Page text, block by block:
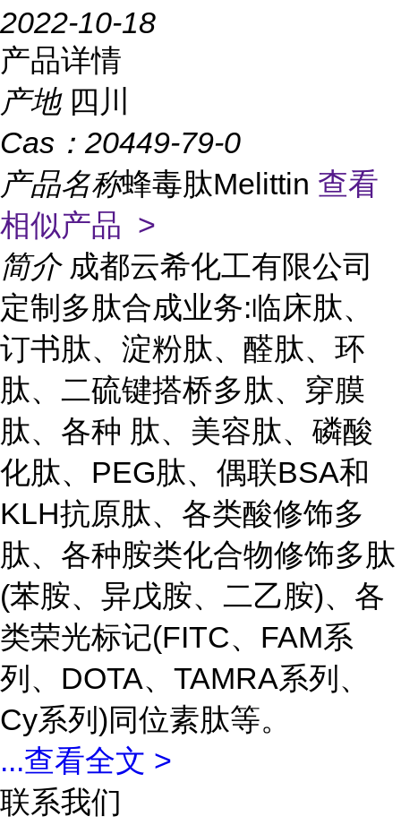
2022-10-18
产品详情
产地 四川
Cas： 20449-79-0
产品名称蜂毒肽Melittin 查看
相似产品 >
简介 成都云希化工有限公司
定制多肽合成业务:临床肽、
订书肽、淀粉肽、醛肽、环
肽、二硫键搭桥多肽、穿膜
肽、各种 肽、美容肽、磷酸
化肽、PEG肽、偶联BSA和
KLH抗原肽、各类酸修饰多
肽、各种胺类化合物修饰多肽
(苯胺、异戊胺、二乙胺)、各
类荣光标记(FITC、FAM系
列、DOTA、TAMRA系列、
Cy系列)同位素肽等。
...查看全文 >
联系我们